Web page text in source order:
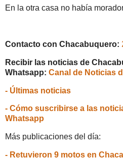
En la otra casa no había
Contacto con Chacabuquero:
Recibir las noticias de
Whatsapp: Canal de Noticias
- Últimas noticias
- Cómo suscribirse a las
Whatsapp
Más publicaciones del día:
- Retuvieron 9 motos en